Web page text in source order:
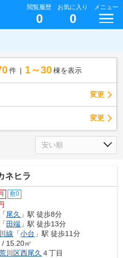
閲覧履歴
0
お気に入り
0
メニュー
件 1～30 棟を表示
変更
変更
ネヒラ
敷0
「尾久 」駅 徒歩8分
「 田端 」駅 徒歩13分
線 「小台 」駅 徒歩11分
/ 15.20㎡
川区西尾久 ４丁目